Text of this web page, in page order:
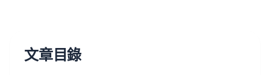
文章目錄